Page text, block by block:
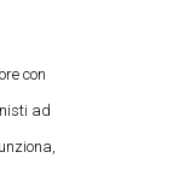
con
ad